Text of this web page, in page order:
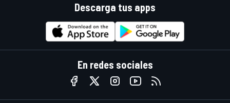
Descarga tus apps
En redes sociales